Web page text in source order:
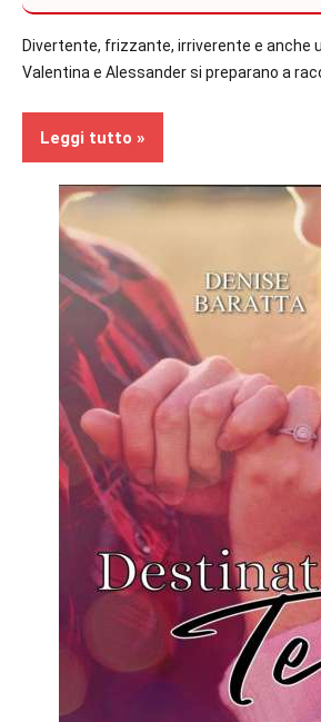
Divertente, frizzante, irriverente e anche
Valentina e Alessander si preparano a
Leggi tutto
Contemporary
Romance
Recensioni